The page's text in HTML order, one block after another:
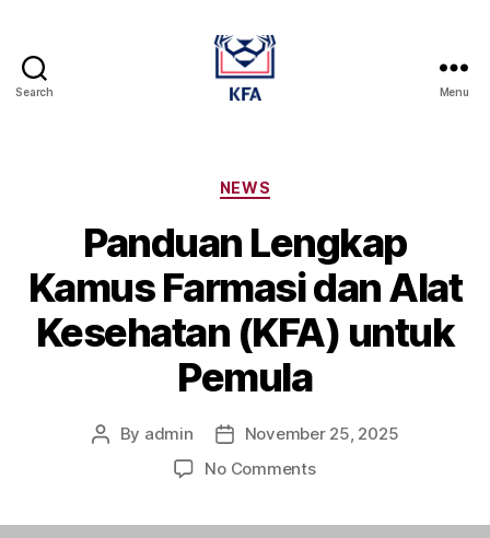
Search
Alat
Kesehatan
Menu
Categories
NEWS
Panduan Lengkap
Kamus Farmasi dan Alat
Kesehatan (KFA) untuk
Pemula
Post
By admin
Post
date
November 25, 2025
No Commentson